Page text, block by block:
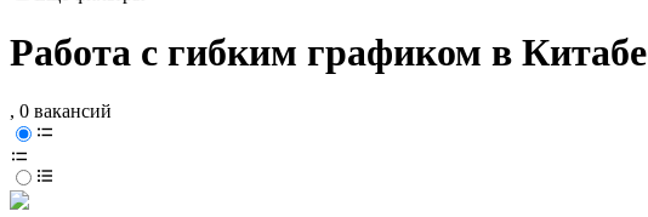
Работа с гибким графиком в Китабе
, 0 вакансий